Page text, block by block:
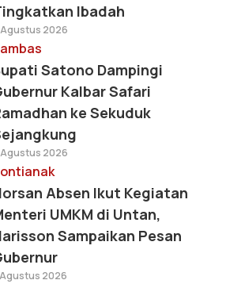
Ibadah
2026
Satono Dampingi
Kalbar Safari
ke Sekuduk
2026
Absen Ikut Kegiatan
UMKM di Untan,
Sampaikan Pesan
2026